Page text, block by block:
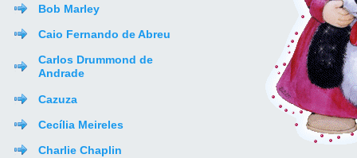
Bob Marley
Caio Fernando de Abreu
Carlos Drummond de
Andrade
Cazuza
Cecília Meireles
Charlie Chaplin